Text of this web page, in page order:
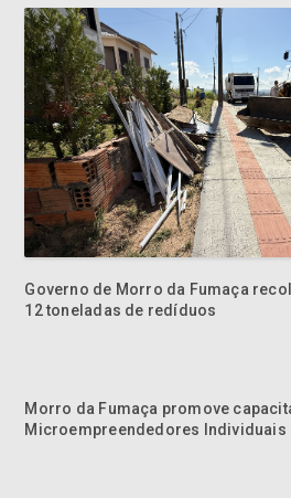
Governo de Morro da Fumaça
12 toneladas de redíduos
Morro da Fumaça promove
Microempreendedores Individuais